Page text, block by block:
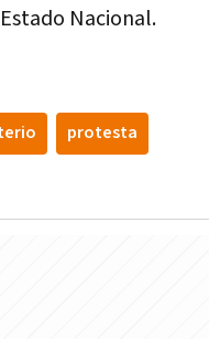
Nacional.
protesta